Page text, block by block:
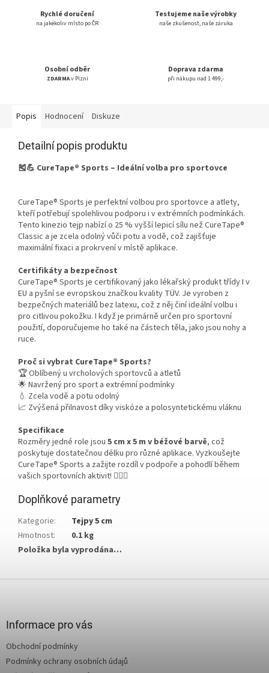
Rychlé doručení
na jakékoliv místo po ČR
Testujeme naše výrobky
naše zkušenost, naše záruka
Osobní odběr
ZDARMAv Plzni
Doprava zdarma
při nákupu nad 1 499,-
Popis Hodnocení Diskuze
Detailní popis produktu
🎽💪 CureTape® Sports – Ideální volba pro sportovce
CureTape® Sports je perfektní volbou pro sportovce a atlety,
kteří potřebují spolehlivou podporu i v extrémních podmínkách.
Tento kinezio tejp nabízí o 25 % vyšší lepicí sílu než CureTape®
Classic a je zcela odolný vůči potu a vodě, což zajišťuje
maximální fixaci a prokrvení v místě aplikace.
Certifikáty a bezpečnost
CureTape® Sports je certifikovaný jako lékařský produkt třídy I v
EU a pyšní se evropskou značkou kvality TÜV. Je vyroben z
bezpečných materiálů bez latexu, což z něj činí ideální volbu i
pro citlivou pokožku. I když je primárně určen pro sportovní
použití, doporučujeme ho také na částech těla, jako jsou nohy a
ruce.
Proč si vybrat CureTape® Sports?
🏆 Oblíbený u vrcholových sportovců a atletů
🌟 Navržený pro sport a extrémní podmínky
💧 Zcela vodě a potu odolný
📈 Zvýšená přilnavost díky viskóze a polosyntetickému vláknu
Specifikace
Rozměry jedné role jsou 5 cm x 5 m v béžové barvě, což
poskytuje dostatečnou délku pro různé aplikace. Vyzkoušejte
CureTape® Sports a zažijte rozdíl v podpoře a pohodlí během
vašich sportovních aktivit! 🏃‍♂️✨
Doplňkové parametry
Kategorie:
Tejpy 5 cm
Hmotnost:
0.1 kg
Položka byla vyprodána…
Informace pro vás
Obchodní podmínky
Podmínky ochrany osobních údajů